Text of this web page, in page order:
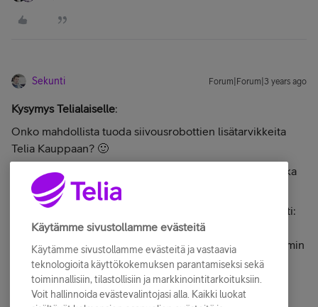
Sekunti Forum|Forum|3 years ago
Kysymys Telialaiselle:
Onko mahdollista tuoda siivousrobottien lisätarvikkeita
Telia Kauppaan? 🙂
Sain kuulla, että ainakin noita pölypusseja on tulossa, aika
piakkoin vielä 🙂
Ohjeista, kirjoitin niistä
. Lyhyesti:
Mukana ei tule tosiaan suomenkielistä ohjetta paperilla,
mutta mukana tulevissa ohjeissa on ohjaus tuonne Xiaomin
sivuille, josta ohjeet löytyvät.
Ja vielä tarkennuksena, sain kuulla, että myös muuta
tarviketta on tulossa myyntiin. Tyyliin suodattimia,
Käytämme sivustollamme evästeitä
Käytämme sivustollamme evästeitä ja vastaavia
teknologioita käyttökokemuksen parantamiseksi sekä
toiminnallisiin, tilastollisiin ja markkinointitarkoituksiin.
Voit hallinnoida evästevalintojasi alla. Kaikki luokat